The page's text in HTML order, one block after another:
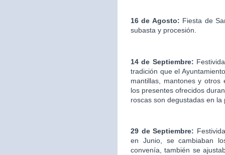
16 de Agosto: Fiesta de
subasta y procesión.
14 de Septiembre:
tradición que el
mantillas, mantones y
los presentes ofrecidos
roscas son degustadas en
29 de Septiembre:
en Junio, se cambiaban
convenía, también se